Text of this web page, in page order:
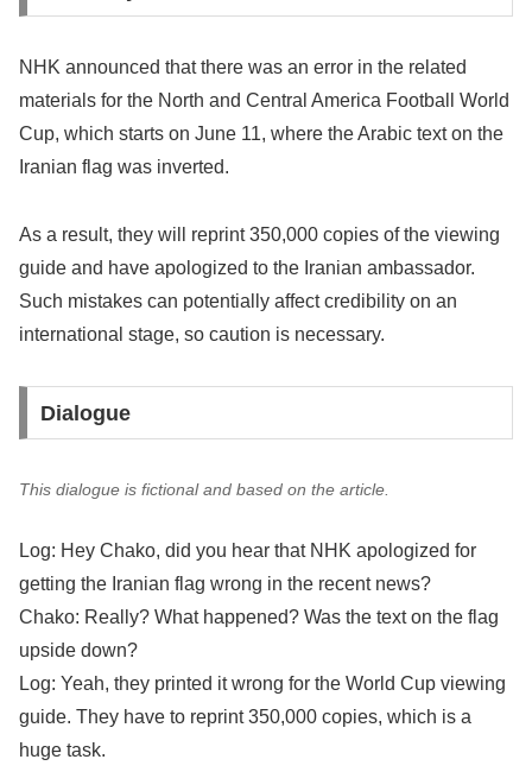
NHK announced that there was an error in the related
materials for the North and Central America Football World
Cup, which starts on June 11, where the Arabic text on the
Iranian flag was inverted.
As a result, they will reprint 350,000 copies of the viewing
guide and have apologized to the Iranian ambassador.
Such mistakes can potentially affect credibility on an
international stage, so caution is necessary.
Dialogue
This dialogue is fictional and based on the article.
Log: Hey Chako, did you hear that NHK apologized for
getting the Iranian flag wrong in the recent news?
Chako: Really? What happened? Was the text on the flag
upside down?
Log: Yeah, they printed it wrong for the World Cup viewing
guide. They have to reprint 350,000 copies, which is a
huge task.